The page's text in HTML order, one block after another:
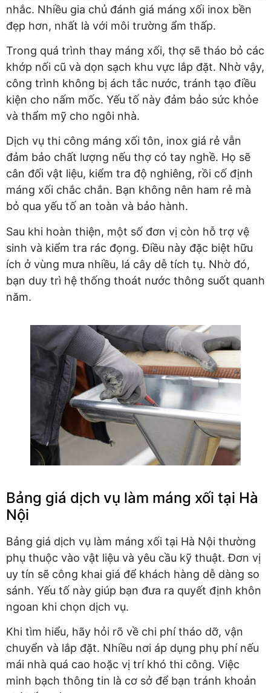
nhắc. Nhiều gia chủ đánh giá máng xối inox bền
đẹp hơn, nhất là với môi trường ẩm thấp.
Trong quá trình thay máng xối, thợ sẽ tháo bỏ các
khớp nối cũ và dọn sạch khu vực lắp đặt. Nhờ vậy,
công trình không bị ách tắc nước, tránh tạo điều
kiện cho nấm mốc. Yếu tố này đảm bảo sức khỏe
và thẩm mỹ cho ngôi nhà.
Dịch vụ thi công máng xối tôn, inox giá rẻ vẫn
đảm bảo chất lượng nếu thợ có tay nghề. Họ sẽ
cân đối vật liệu, kiểm tra độ nghiêng, rồi cố định
máng xối chắc chắn. Bạn không nên ham rẻ mà
bỏ qua yếu tố an toàn và bảo hành.
Sau khi hoàn thiện, một số đơn vị còn hỗ trợ vệ
sinh và kiểm tra rác đọng. Điều này đặc biệt hữu
ích ở vùng mưa nhiều, lá cây dễ tích tụ. Nhờ đó,
bạn duy trì hệ thống thoát nước thông suốt quanh
năm.
Bảng giá dịch vụ làm máng xối tại Hà
Nội
Bảng giá dịch vụ làm máng xối tại Hà Nội thường
phụ thuộc vào vật liệu và yêu cầu kỹ thuật. Đơn vị
uy tín sẽ công khai giá để khách hàng dễ dàng so
sánh. Yếu tố này giúp bạn đưa ra quyết định khôn
ngoan khi chọn dịch vụ.
Khi tìm hiểu, hãy hỏi rõ về chi phí tháo dỡ, vận
chuyển và lắp đặt. Nhiều nơi áp dụng phụ phí nếu
mái nhà quá cao hoặc vị trí khó thi công. Việc
minh bạch thông tin là cơ sở để bạn tránh khoản